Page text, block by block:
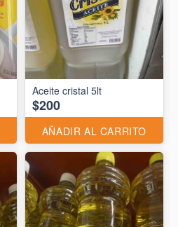
Aceite cristal 5lt
$200
AÑADIR AL CARRITO